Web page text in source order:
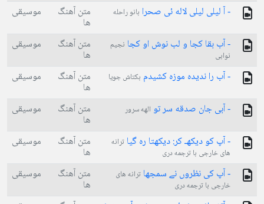
- آ لیلی لیلی لاله ئی صحرا بانو راحله متن آهنگ
ها
موسیقی
- آب بقا کجا و لب نوش او کجا نجیم
نوابی
متن آهنگ
ها
موسیقی
- آب را ندیده موزه کشیدم بکتاش جویا متن آهنگ
ها
موسیقی
- آبی جان صدقه سر تو الهه سرور متن آهنگ
ها
موسیقی
- آپ کو دیکهـ کر: دیکهتا ره گیا ترانه
های خارجی با ترجمه دری
متن آهنگ
ها
موسیقی
- آپ کی نظروں نے سمجها ترانه های
خارجی با ترجمه دری
متن آهنگ
ها
موسیقی